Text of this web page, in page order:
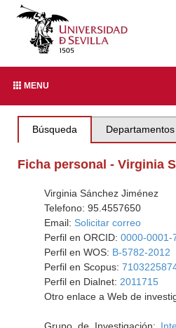
MENU
Búsqueda Departamentos
Ficha personal - Virginia
Virginia Sánchez Jiménez
Telefono: 95.4557650
Email: Solicitar correo
Perfil en ORCID: 0000-0001-
Perfil en WOS: B-5782-2012
Perfil en Scopus:
Perfil en Dialnet: 2011715
Otro enlace a Web de